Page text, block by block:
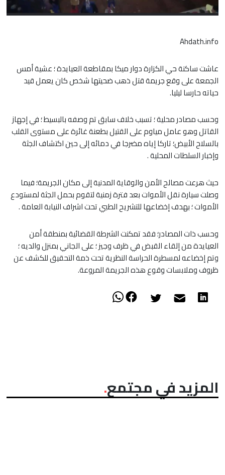
Ahdath.info
عاشت ساكنة حي الكزارة دوار ميكا بمقاطعة العيايدة ؛ عشية أمس
الجمعة على وقع جريمة قتل ذهب ضحيتها شخص كان يعمل قيد
حياته حارسا ليليا.
وحسب مصادر محلية ؛ تسبب خلاف سابق تم وصفه بالبسيط ؛ في إجهاز
القاتل وهو عامل مياوم على القتيل بطعنة غائرة على مستوى القلب
بالسلاح الأبيض؛ تاركا إياه مضرجا في دمائه إلى حين اكتشاف الجثة
وإخبار السلطات المحلية .
حيث هرعت مصالح الأمن والوقاية المدنية إلى مكان الجريمة؛ فيما
وصلت سيارة نقل الأموات بعد فترة زمنية لتقوم بحمل الجثة لمستودع
الأموات ؛ بهدف إخضاعها للتشريح الطبي تحت اشراف النيابة العامة .
وحسب ذات المصادر؛ فقد تمكنت الشرطة القضائية بمنطقة أمن
العيايدة من إلقاء القبض في ظرف وجيز ؛ على الجاني بمنزل والديه ؛
وتم إخضاعه لمسطرة الحراسة النظرية تحت ذمة التحقيق للكشف عن
ظروف وملابسات وقوع هذه الجريمة المروعة.
المزيد في مجتمع